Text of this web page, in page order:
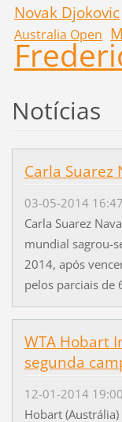
Novak Djokovic
Australia Open
Notícias
Carla Suarez
03-05-2014 16:47
Carla Suarez
mundial sagrou-
2014, após
pelos parciais de
WTA Hobart
segunda
12-01-2014 19:00
Hobart